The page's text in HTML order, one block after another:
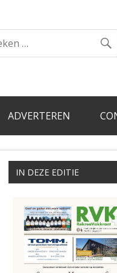
ADVERTEREN
IN DEZE EDITIE